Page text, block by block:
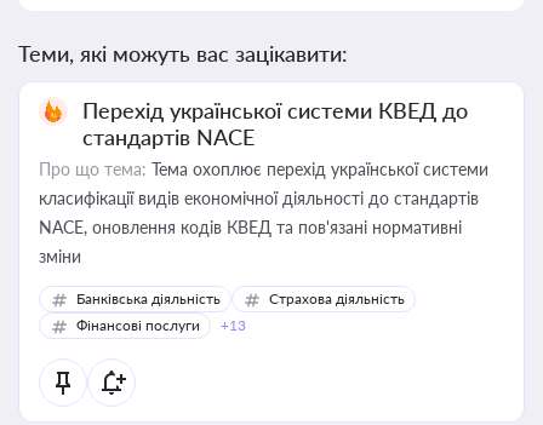
Теми, які можуть вас зацікавити:
Перехід української системи КВЕД до
стандартів NACE
Про що тема: Тема охоплює перехід української системи
класифікації видів економічної діяльності до стандартів
NACE, оновлення кодів КВЕД та пов'язані нормативні
зміни
Банківська діяльність
Страхова діяльність
Фінансові послуги
+13